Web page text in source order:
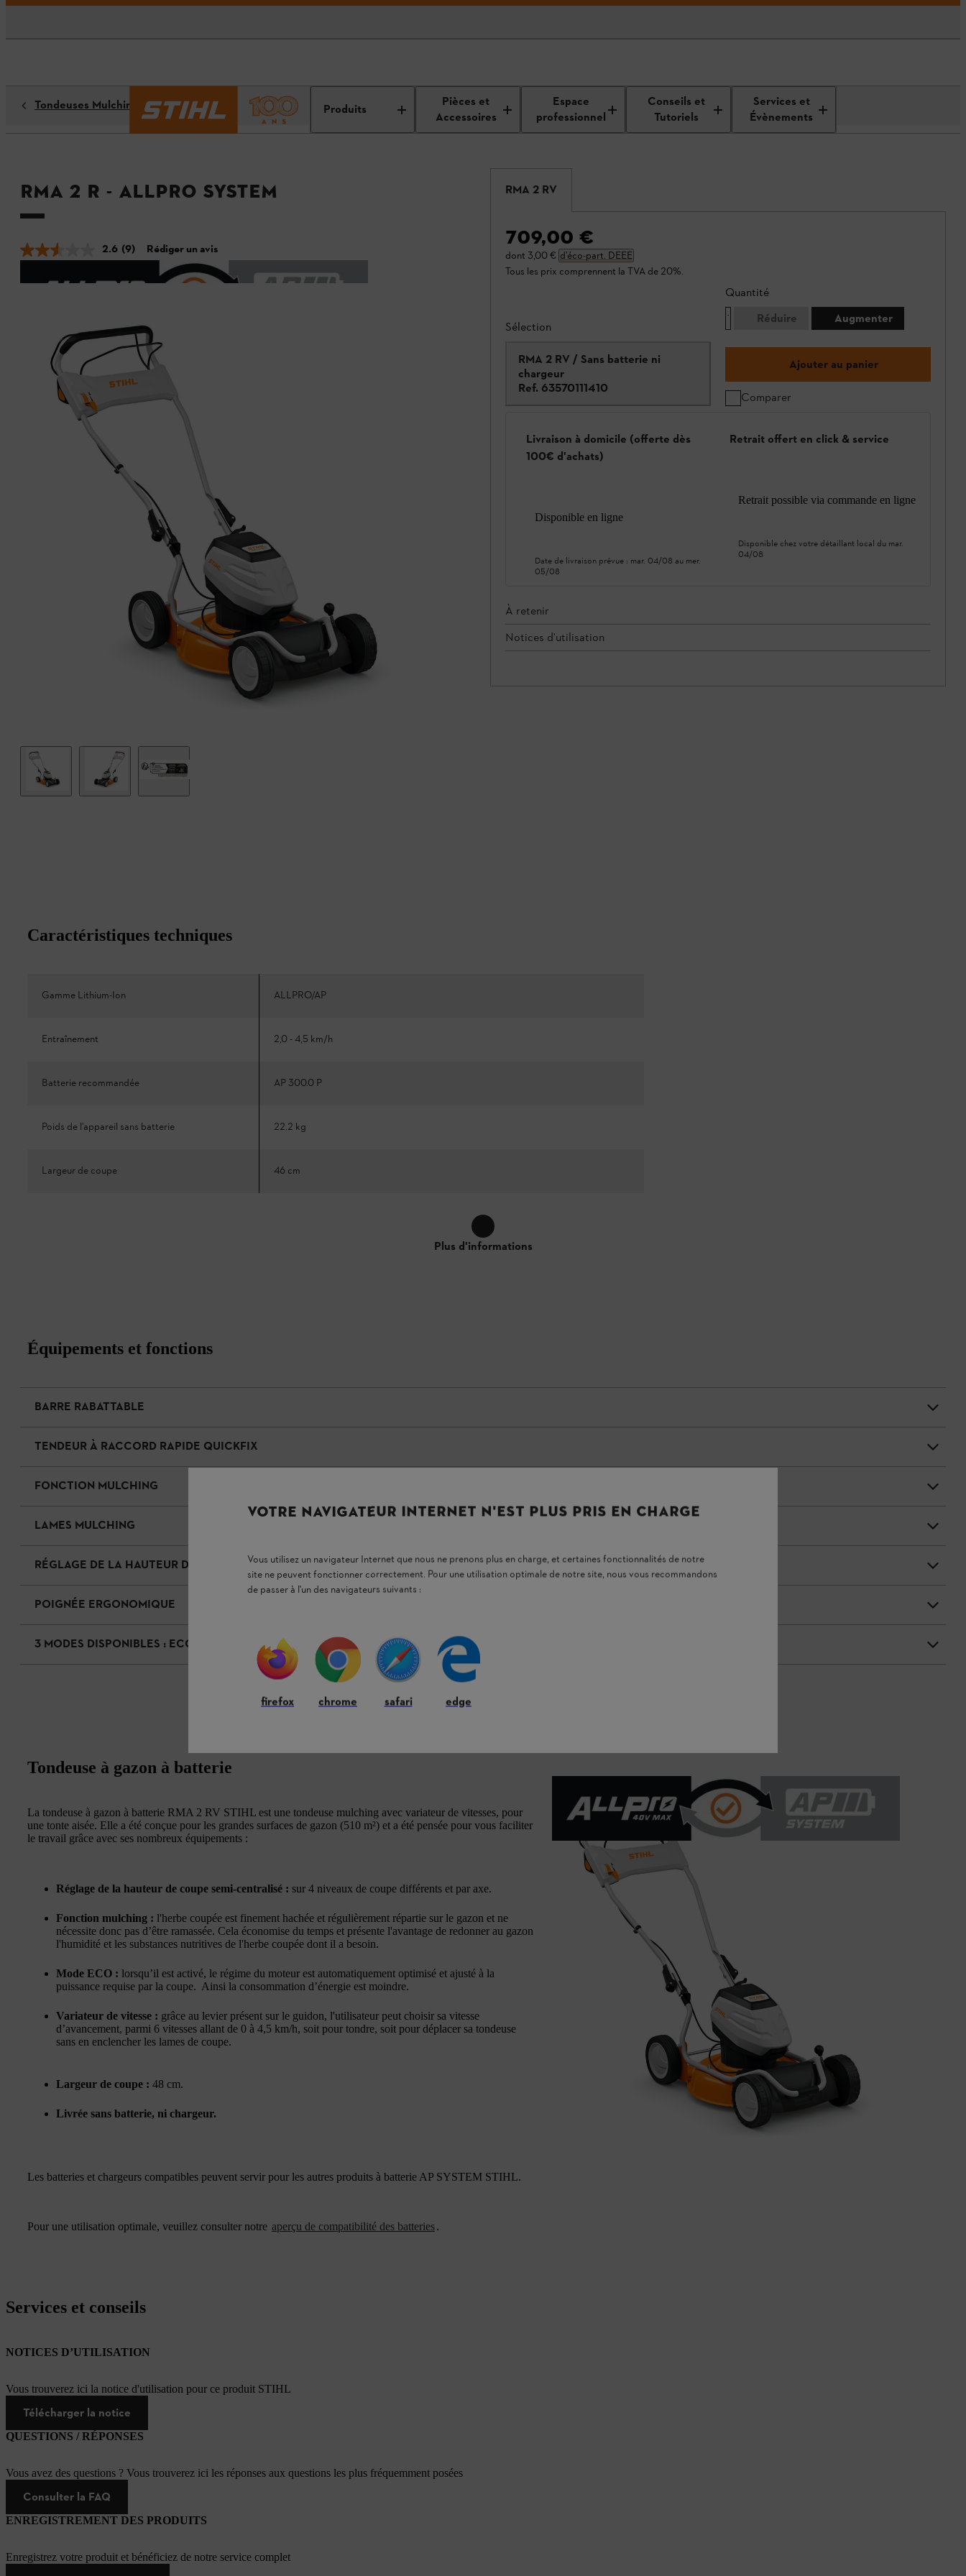
Produits
Pièces et
Accessoires
Espace
professionnel
Conseils et
Tutoriels
Services et
Évènements
Tondeuses Mulching
RMA 2 R - ALLPRO SYSTEM
2.6 (9) Rédiger un avis
RMA 2 RV
709,00 €
dont 3,00 € d’éco-part. DEEE
Tous les prix comprennent la TVA de 20%.
Sélection
RMA 2 RV / Sans batterie ni
chargeur
Ref. 63570111410
Quantité
Réduire
Augmenter
Ajouter au panier
Comparer
Livraison à domicile (offerte dès
100€ d'achats)
Disponible en ligne
Date de livraison prévue : mar. 04/08 au mer.
05/08
Retrait offert en click & service
Retrait possible via commande en ligne
Disponible chez votre détaillant local du mar.
04/08
À retenir
Notices d'utilisation
Caractéristiques techniques
Gamme Lithium-Ion ALLPRO/AP
Entraînement 2,0 - 4,5 km/h
Batterie recommandée AP 300.0 P
Poids de l’appareil sans batterie 22.2 kg
Largeur de coupe 46 cm
Plus d'informations
Équipements et fonctions
BARRE RABATTABLE
TENDEUR À RACCORD RAPIDE QUICKFIX
FONCTION MULCHING
LAMES MULCHING
RÉGLAGE DE LA HAUTEUR DE COUPE SUR CHAQUE ESSIEU
POIGNÉE ERGONOMIQUE
3 MODES DISPONIBLES : ECO, BOOST ET STANDARD
Tondeuse à gazon à batterie
La tondeuse à gazon à batterie RMA 2 RV STIHL est une tondeuse mulching avec variateur de vitesses, pour
une tonte aisée. Elle a été conçue pour les grandes surfaces de gazon (510 m²) et a été pensée pour vous faciliter
le travail grâce avec ses nombreux équipements :
Réglage de la hauteur de coupe semi-centralisé : sur 4 niveaux de coupe différents et par axe.
Fonction mulching : l'herbe coupée est finement hachée et régulièrement répartie sur le gazon et ne
nécessite donc pas d’être ramassée. Cela économise du temps et présente l'avantage de redonner au gazon
l'humidité et les substances nutritives de l'herbe coupée dont il a besoin.
Mode ECO : lorsqu’il est activé, le régime du moteur est automatiquement optimisé et ajusté à la
puissance requise par la coupe. Ainsi la consommation d’énergie est moindre.
Variateur de vitesse : grâce au levier présent sur le guidon, l'utilisateur peut choisir sa vitesse
d’avancement, parmi 6 vitesses allant de 0 à 4,5 km/h, soit pour tondre, soit pour déplacer sa tondeuse
sans en enclencher les lames de coupe.
Largeur de coupe : 48 cm.
Livrée sans batterie, ni chargeur.
Les batteries et chargeurs compatibles peuvent servir pour les autres produits à batterie AP SYSTEM STIHL.
Pour une utilisation optimale, veuillez consulter notre aperçu de compatibilité des batteries.
Services et conseils
NOTICES D’UTILISATION
Vous trouverez ici la notice d'utilisation pour ce produit STIHL
Télécharger la notice
QUESTIONS / RÉPONSES
Vous avez des questions ? Vous trouverez ici les réponses aux questions les plus fréquemment posées
Consulter la FAQ
ENREGISTREMENT DES PRODUITS
Enregistrez votre produit et bénéficiez de notre service complet
VOTRE NAVIGATEUR INTERNET N'EST PLUS PRIS EN CHARGE
Vous utilisez un navigateur Internet que nous ne prenons plus en charge, et certaines fonctionnalités de notre
site ne peuvent fonctionner correctement. Pour une utilisation optimale de notre site, nous vous recommandons
de passer à l'un des navigateurs suivants :
firefox chrome safari edge